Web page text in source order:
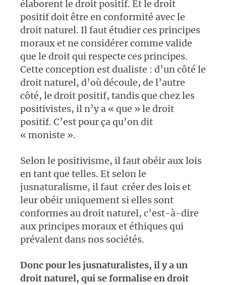
élaborent le droit positif. Et le droit
positif doit être en conformité avec le
droit naturel. Il faut étudier ces principes
moraux et ne considérer comme valide
que le droit qui respecte ces principes.
Cette conception est dualiste : d’un côté le
droit naturel, d’où découle, de l’autre
côté, le droit positif, tandis que chez les
positivistes, il n’y a « que » le droit
positif. C’est pour ça qu’on dit
« moniste ».
Selon le positivisme, il faut obéir aux lois
en tant que telles. Et selon le
jusnaturalisme, il faut créer des lois et
leur obéir uniquement si elles sont
conformes au droit naturel, c’est-à-dire
aux principes moraux et éthiques qui
prévalent dans nos sociétés.
Donc pour les jusnaturalistes, il y a un
droit naturel, qui se formalise en droit